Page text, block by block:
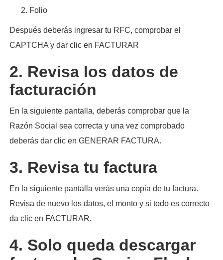
Folio
Después deberás ingresar tu RFC, comprobar el
CAPTCHA y dar clic en FACTURAR
2. Revisa los datos de
facturación
En la siguiente pantalla, deberás comprobar que la
Razón Social sea correcta y una vez comprobado
deberás dar clic en GENERAR FACTURA.
3. Revisa tu factura
En la siguiente pantalla verás una copia de tu factura.
Revisa de nuevo los datos, el monto y si todo es correcto
da clic en FACTURAR.
4. Solo queda descargar